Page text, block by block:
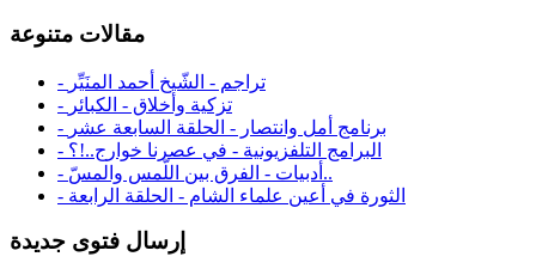
مقالات متنوعة
- تراجم - الشّيخ أحمد المنَيِّر
- تزكية وأخلاق - الكبائر
- برنامج أمل وانتصار - الحلقة السابعة عشر
- البرامج التلفزيونية - في عصرنا خوارج..!؟
- أدبيات - الفرق بين اللّمس والمسّ..
- الثورة في أعين علماء الشام - الحلقة الرابعة
إرسال فتوى جديدة